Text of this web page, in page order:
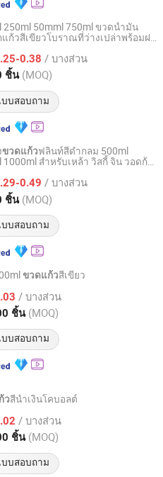
250ml 50mml 750ml ขวดน้ำมัน
แก้วสีเขียวโบราณที่ว่างเปล่าพร้อมฝา
0.38 / บางส่วน
ชิ้น (MOQ)
บบสอบถาม
Export Co., Ltd.
อัตราจาก 2025
ขวดแก้วฟลินท์สีดำกลม 500ml
1000ml สำหรับเหล้า วิสกี้ จิน วอดก้า
0.49 / บางส่วน
ชิ้น (MOQ)
บบสอบถาม
Export Co., Ltd.
อัตราจาก 2025
ขวดแก้วสีเขียว
/ บางส่วน
ชิ้น (MOQ)
บบสอบถาม
Co., Ltd.
อัตราจาก 2006
วสีน้ำเงินโคบอลต์
/ บางส่วน
ชิ้น (MOQ)
บบสอบถาม
Co., Ltd.
อัตราจาก 2006